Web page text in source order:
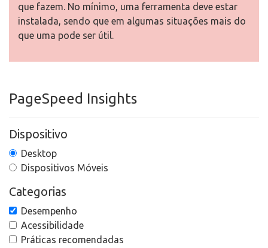
que fazem. No mínimo, uma ferramenta deve estar
instalada, sendo que em algumas situações mais do
que uma pode ser útil.
PageSpeed Insights
Dispositivo
Desktop
Dispositivos Móveis
Categorias
Desempenho
Acessibilidade
Práticas recomendadas